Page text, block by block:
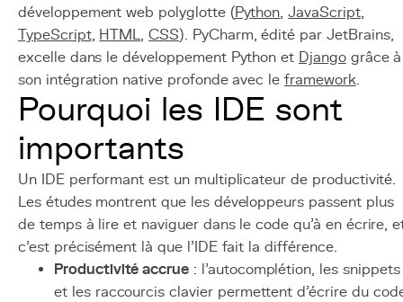
développement web polyglotte (Python,JavaScript,
TypeScript, HTML,CSS). PyCharm, édité par JetBrains,
excelle dans le développement Python et Djangogrâce à
son intégration native profonde avec leframework.
Pourquoi les IDE sont
importants
Un IDE performant est un multiplicateur de productivité.
Les études montrent que les développeurs passent plus
de temps à lire et naviguer dans le code qu'à en écrire,
c'est précisément là que l'IDE fait la différence.
Productivité accrue : l'autocomplétion, les snippets
et les raccourcis clavier permettent d'écrire du